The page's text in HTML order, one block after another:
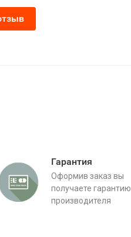
Гарантия
Оформив заказ вы
получаете гарантию
производителя